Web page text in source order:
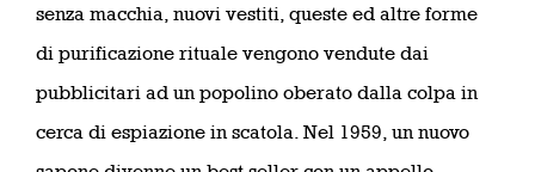
senza macchia, nuovi vestiti, queste ed altre forme
di purificazione rituale vengono vendute dai
pubblicitari ad un popolino oberato dalla colpa in
cerca di espiazione in scatola. Nel 1959, un nuovo